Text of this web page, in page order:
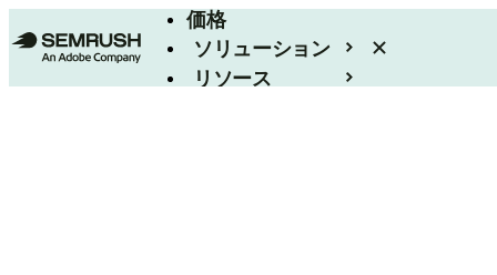
価格
ソリューション
リソース